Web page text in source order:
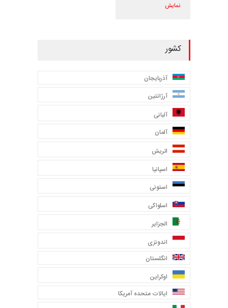
نمایش
کشور
آذربایجان
آرژانتین
آلبانی
آلمان
اتریش
اسپانیا
استونی
اسلواکی
الجزایر
اندونزی
انگلستان
اوکراین
ایالات متحده آمریکا